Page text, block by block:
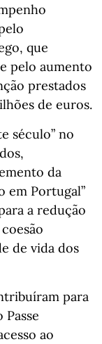
que
pelo aumento
prestados
de euros.
século” no
da
em Portugal”
a redução
de vida dos
para
ao